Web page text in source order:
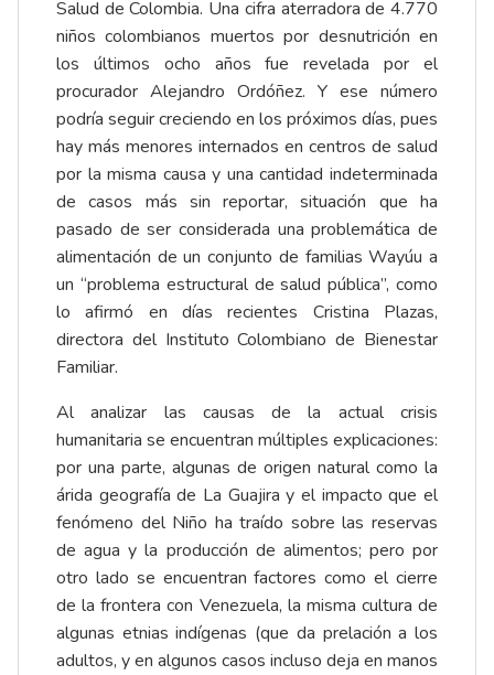
Salud de Colombia. Una cifra aterradora de 4.770
niños colombianos muertos por desnutrición en
los últimos ocho años fue revelada por el
procurador Alejandro Ordóñez. Y ese número
podría seguir creciendo en los próximos días, pues
hay más menores internados en centros de salud
por la misma causa y una cantidad indeterminada
de casos más sin reportar, situación que ha
pasado de ser considerada una problemática de
alimentación de un conjunto de familias Wayúu a
un “problema estructural de salud pública”, como
lo afirmó en días recientes Cristina Plazas,
directora del Instituto Colombiano de Bienestar
Familiar.
Al analizar las causas de la actual crisis
humanitaria se encuentran múltiples explicaciones:
por una parte, algunas de origen natural como la
árida geografía de La Guajira y el impacto que el
fenómeno del Niño ha traído sobre las reservas
de agua y la producción de alimentos; pero por
otro lado se encuentran factores como el cierre
de la frontera con Venezuela, la misma cultura de
algunas etnias indígenas (que da prelación a los
adultos, y en algunos casos incluso deja en manos